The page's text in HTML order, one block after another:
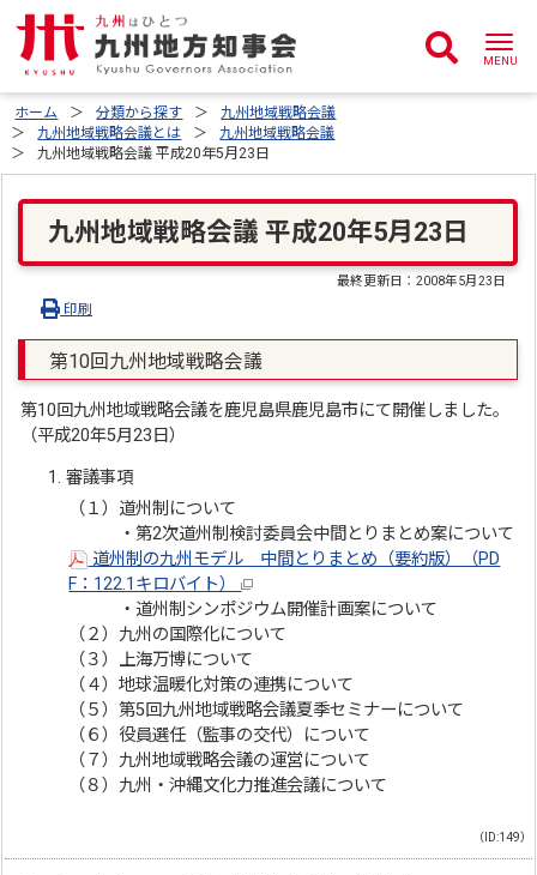
ホーム 分類から探す
九州地域戦略会議
九州地域戦略会議とは
九州地域戦略会議
九州地域戦略会議 平成20年5月23日
九州地域戦略会議 平成20年5月23日
最終更新日：2008年5月23日
印刷
第10回九州地域戦略会議
第10回九州地域戦略会議を鹿児島県鹿児島市にて開催しました。
（平成20年5月23日）
審議事項
（１）道州制について
・第2次道州制検討委員会中間とりまとめ案について
道州制の九州モデル 中間とりまとめ（要約版）（PD
F：122.1キロバイト）
・道州制シンポジウム開催計画案について
（２）九州の国際化について
（３）上海万博について
（４）地球温暖化対策の連携について
（５）第5回九州地域戦略会議夏季セミナーについて
（６）役員選任（監事の交代）について
（７）九州地域戦略会議の運営について
（８）九州・沖縄文化力推進会議について
（ID:149）